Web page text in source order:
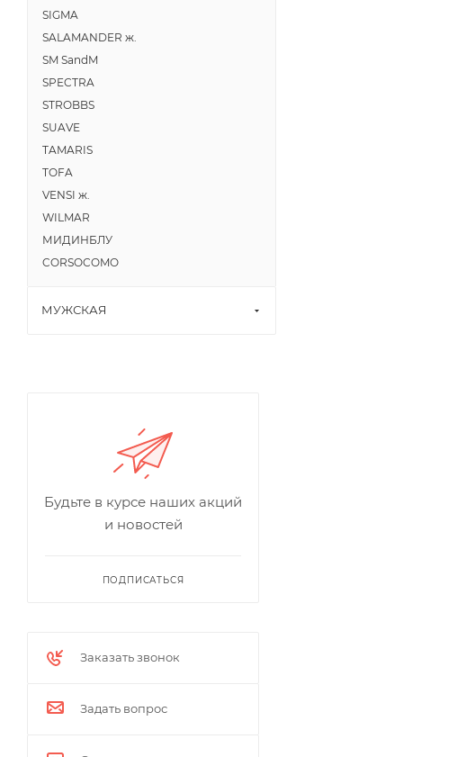
SIGMA
SALAMANDER ж.
SM SandM
SPECTRA
STROBBS
SUAVE
TAMARIS
TOFA
VENSI ж.
WILMAR
МИДИНБЛУ
CORSOCOMO
МУЖСКАЯ
Будьте в курсе наших акций
и новостей
ПОДПИСАТЬСЯ
Заказать звонок
Задать вопрос